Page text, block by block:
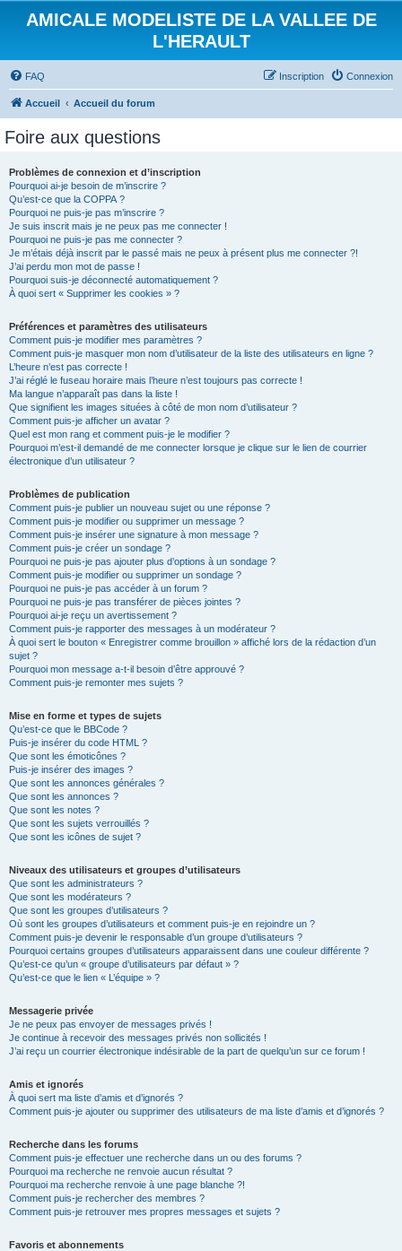
AMICALE MODELISTE DE LA VALLEE DE
L'HERAULT
FAQ Connexion
Inscription
Accueil Accueil du forum
Foire aux questions
Problèmes de connexion et d’inscription
Pourquoi ai-je besoin de m’inscrire ?
Qu’est-ce que la COPPA ?
Pourquoi ne puis-je pas m’inscrire ?
Je suis inscrit mais je ne peux pas me connecter !
Pourquoi ne puis-je pas me connecter ?
Je m’étais déjà inscrit par le passé mais ne peux à présent plus me connecter ?!
J’ai perdu mon mot de passe !
Pourquoi suis-je déconnecté automatiquement ?
À quoi sert « Supprimer les cookies » ?
Préférences et paramètres des utilisateurs
Comment puis-je modifier mes paramètres ?
Comment puis-je masquer mon nom d’utilisateur de la liste des utilisateurs en ligne ?
L’heure n’est pas correcte !
J’ai réglé le fuseau horaire mais l’heure n’est toujours pas correcte !
Ma langue n’apparaît pas dans la liste !
Que signifient les images situées à côté de mon nom d’utilisateur ?
Comment puis-je afficher un avatar ?
Quel est mon rang et comment puis-je le modifier ?
Pourquoi m’est-il demandé de me connecter lorsque je clique sur le lien de courrier
électronique d’un utilisateur ?
Problèmes de publication
Comment puis-je publier un nouveau sujet ou une réponse ?
Comment puis-je modifier ou supprimer un message ?
Comment puis-je insérer une signature à mon message ?
Comment puis-je créer un sondage ?
Pourquoi ne puis-je pas ajouter plus d’options à un sondage ?
Comment puis-je modifier ou supprimer un sondage ?
Pourquoi ne puis-je pas accéder à un forum ?
Pourquoi ne puis-je pas transférer de pièces jointes ?
Pourquoi ai-je reçu un avertissement ?
Comment puis-je rapporter des messages à un modérateur ?
À quoi sert le bouton « Enregistrer comme brouillon » affiché lors de la rédaction d’un
sujet ?
Pourquoi mon message a-t-il besoin d’être approuvé ?
Comment puis-je remonter mes sujets ?
Mise en forme et types de sujets
Qu’est-ce que le BBCode ?
Puis-je insérer du code HTML ?
Que sont les émoticônes ?
Puis-je insérer des images ?
Que sont les annonces générales ?
Que sont les annonces ?
Que sont les notes ?
Que sont les sujets verrouillés ?
Que sont les icônes de sujet ?
Niveaux des utilisateurs et groupes d’utilisateurs
Que sont les administrateurs ?
Que sont les modérateurs ?
Que sont les groupes d’utilisateurs ?
Où sont les groupes d’utilisateurs et comment puis-je en rejoindre un ?
Comment puis-je devenir le responsable d’un groupe d’utilisateurs ?
Pourquoi certains groupes d’utilisateurs apparaissent dans une couleur différente ?
Qu’est-ce qu’un « groupe d’utilisateurs par défaut » ?
Qu’est-ce que le lien « L’équipe » ?
Messagerie privée
Je ne peux pas envoyer de messages privés !
Je continue à recevoir des messages privés non sollicités !
J’ai reçu un courrier électronique indésirable de la part de quelqu’un sur ce forum !
Amis et ignorés
À quoi sert ma liste d’amis et d’ignorés ?
Comment puis-je ajouter ou supprimer des utilisateurs de ma liste d’amis et d’ignorés ?
Recherche dans les forums
Comment puis-je effectuer une recherche dans un ou des forums ?
Pourquoi ma recherche ne renvoie aucun résultat ?
Pourquoi ma recherche renvoie à une page blanche ?!
Comment puis-je rechercher des membres ?
Comment puis-je retrouver mes propres messages et sujets ?
Favoris et abonnements